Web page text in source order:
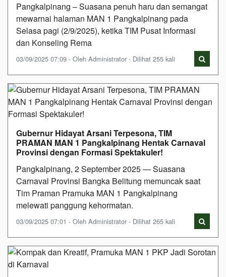
Pangkalpinang – Suasana penuh haru dan semangat
mewarnai halaman MAN 1 Pangkalpinang pada
Selasa pagi (2/9/2025), ketika TIM Pusat Informasi
dan Konseling Rema
03/09/2025 07:09 - Oleh Administrator - Dilihat 255 kali
Gubernur Hidayat Arsani Terpesona, TIM
PRAMAN MAN 1 Pangkalpinang Hentak Carnaval
Provinsi dengan Formasi Spektakuler!
Pangkalpinang, 2 September 2025 — Suasana
Carnaval Provinsi Bangka Belitung memuncak saat
Tim Praman Pramuka MAN 1 Pangkalpinang
melewati panggung kehormatan.
03/09/2025 07:01 - Oleh Administrator - Dilihat 265 kali